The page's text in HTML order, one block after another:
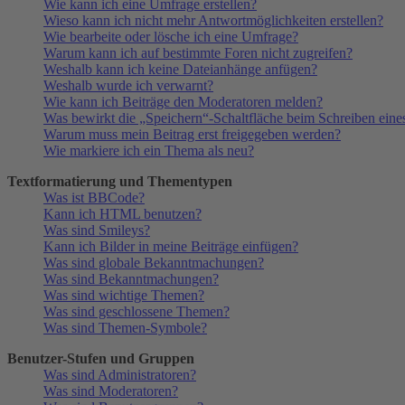
Wie kann ich eine Umfrage erstellen?
Wieso kann ich nicht mehr Antwortmöglichkeiten erstellen?
Wie bearbeite oder lösche ich eine Umfrage?
Warum kann ich auf bestimmte Foren nicht zugreifen?
Weshalb kann ich keine Dateianhänge anfügen?
Weshalb wurde ich verwarnt?
Wie kann ich Beiträge den Moderatoren melden?
Was bewirkt die „Speichern“-Schaltfläche beim Schreiben
Warum muss mein Beitrag erst freigegeben werden?
Wie markiere ich ein Thema als neu?
Textformatierung und Thementypen
Was ist BBCode?
Kann ich HTML benutzen?
Was sind Smileys?
Kann ich Bilder in meine Beiträge einfügen?
Was sind globale Bekanntmachungen?
Was sind Bekanntmachungen?
Was sind wichtige Themen?
Was sind geschlossene Themen?
Was sind Themen-Symbole?
Benutzer-Stufen und Gruppen
Was sind Administratoren?
Was sind Moderatoren?